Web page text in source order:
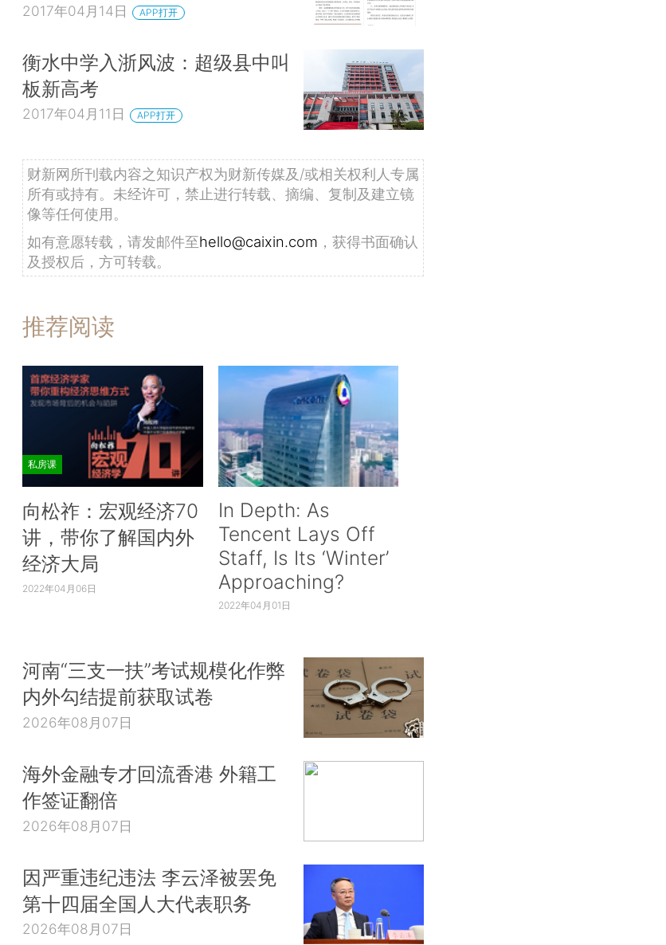
2017年04月14日 APP打开
衡水中学入浙风波：超级县中叫
板新高考
2017年04月11日 APP打开
财新网所刊载内容之知识产权为财新传媒及/或相关权利人专属
所有或持有。未经许可，禁止进行转载、摘编、复制及建立镜
像等任何使用。
如有意愿转载，请发邮件至hello@caixin.com ，获得书面确认
及授权后，方可转载。
推荐阅读
私房课
向松祚：宏观经济70
讲，带你了解国内外
经济大局
2022年04月06日
In Depth: As
Tencent Lays Off
Staff, Is Its ‘Winter’
Approaching?
2022年04月01日
河南“三支一扶”考试规模化作弊
内外勾结提前获取试卷
2026年08月07日
海外金融专才回流香港 外籍工
作签证翻倍
2026年08月07日
因严重违纪违法 李云泽被罢免
第十四届全国人大代表职务
2026年08月07日